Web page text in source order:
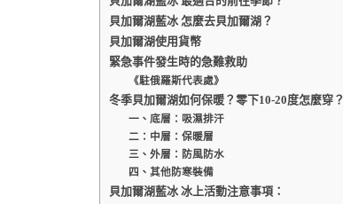
貝加爾湖藍冰 怎麼去貝加爾湖？
貝加爾湖使用貨幣
緊急事件發生時的急難救助
《駐俄羅斯代表處》
冬季貝加爾湖如何保暖？零下10-20度怎麼穿？
一、底層：吸濕排汗
二：中層：保暖層
三、外層：防風防水
四、其他防寒裝備
貝加爾湖藍冰 冰上活動注意事項：